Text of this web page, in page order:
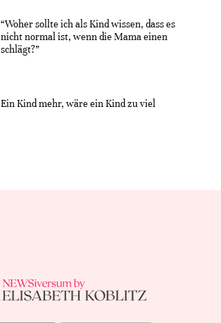
“Woher sollte ich als Kind wissen, dass es
nicht normal ist, wenn die Mama einen
schlägt?”
Ein Kind mehr, wäre ein Kind zu viel